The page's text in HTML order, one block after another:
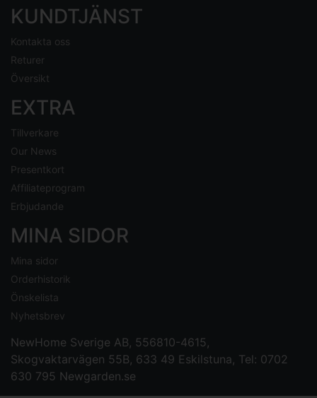
KUNDTJÄNST
Kontakta oss
Returer
Översikt
EXTRA
Tillverkare
Our News
Presentkort
Affiliateprogram
Erbjudande
MINA SIDOR
Mina sidor
Orderhistorik
Önskelista
Nyhetsbrev
NewHome Sverige AB, 556810-4615,
Skogvaktarvägen 55B, 633 49 Eskilstuna, Tel: 0702
630 795 Newgarden.se